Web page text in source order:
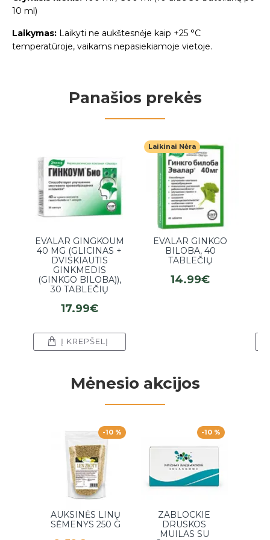
10 ml)
Laikymas: Laikyti ne aukštesnėje kaip +25 °C
temperatūroje, vaikams nepasiekiamoje vietoje.
Panašios prekės
EVALAR GINGKOUM
40 MG (GLICINAS +
DVISKIAUTIS
GINKMEDIS
(GINKGO BILOBA)),
30 TABLEČIŲ
17.99€
Į KREPŠELĮ
Laikinai Nėra
EVALAR GINKGO
BILOBA, 40
TABLEČIŲ
14.99€
Mėnesio akcijos
-10 %
AUKSINĖS LINŲ
SĖMENYS 250 G
-10 %
ZABLOCKIE
DRUSKOS
MUILAS SU